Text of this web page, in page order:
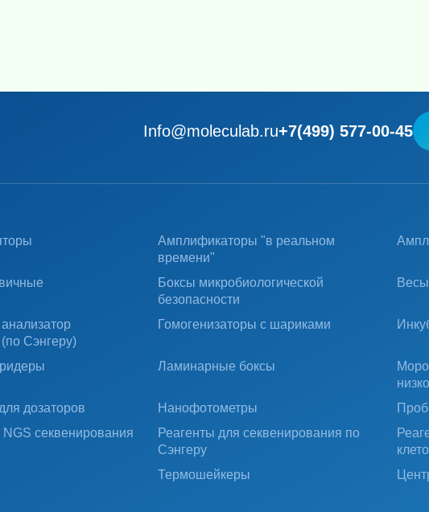
Info@moleculab.ru+7(499) 577-00-45
Амплификаторы "в реальном
времени"
Боксы микробиологической
безопасности
Сэнгеру)
Гомогенизаторы с шариками
Ламинарные боксы
дозаторов
Нанофотометры
секвенирования
Реагенты для секвенирования по
Сэнгеру
Термошейкеры